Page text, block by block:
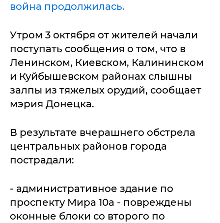
война продолжилась.
Утром 3 октября от жителей начали
поступать сообщения о том, что в
Ленинском, Киевском, Калининском
и Куйбышевском районах слышны
залпы из тяжелых орудий, сообщает
мэрия Донецка.
В результате вчерашнего обстрела
центральных районов города
пострадали:
- административное здание по
проспекту Мира 10а - повреждены
оконные блоки со второго по